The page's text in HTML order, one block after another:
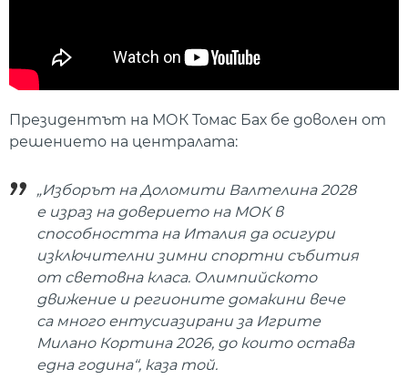
Президентът на МОК Томас Бах бе доволен от
решението на централата:
„Изборът на Доломити Валтелина 2028
е израз на доверието на МОК в
способността на Италия да осигури
изключителни зимни спортни събития
от световна класа. Олимпийското
движение и регионите домакини вече
са много ентусиазирани за Игрите
Милано Кортина 2026, до които остава
една година“, каза той.